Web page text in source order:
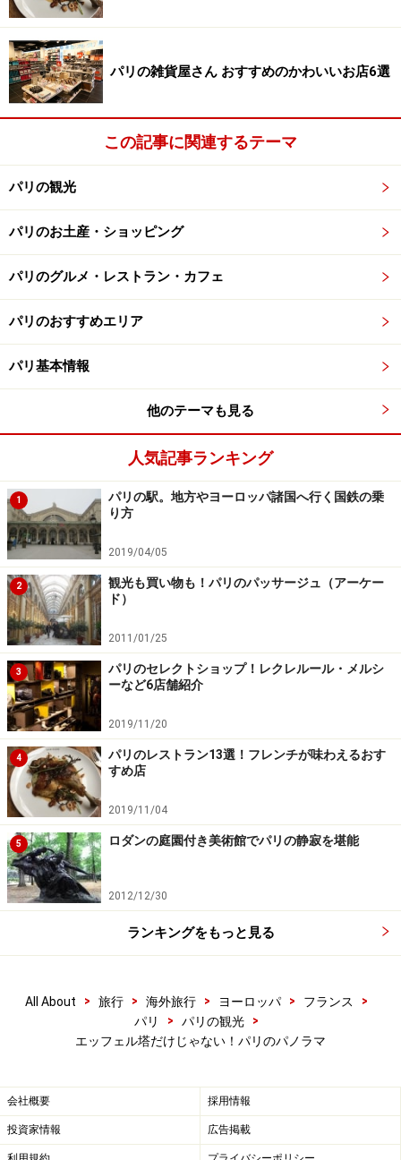
美しいビューが望める
パリの南側、TGVが発着するモンパルナス駅の正面に位
置するモンパルナス・タワーはパリ市内で最も高く唯一
の高層ビルです。パリではエッフェル塔の次に高く、し
かもエッフェル塔も見れてしまうという点においては、
パリのベスト・パノラマスポットといえるでしょう。
ちよく、56階にある展望レストランカフェでゆっくりと
パノラマを楽しむもよしです。
＜DATA＞
■モンパルナス・タワー
最上階 9.50 euros
凱旋門からシャンゼリゼを見下ろそう
シャンゼリゼ通りを見下ろすには絶好のポイント
シャンゼリゼ大通りの最西端に位置する凱旋門は、その
名の通り、ナポレオンの勝利を記念して作られたモニュ
メントです。歴史ある建物であるだけに、途中で立ち寄
れる資料展示室では凱旋門の建設の過程や、戦争で命を
落とした兵士に関する展示があり、フランス激動の時代
を感じる事ができます。地上からはアクセスできないの
で、シャンゼリゼ大通りから地下に入り、入口を目指し
ましょう。
＜DATA＞
■凱旋門
屋上 8.00 euros
次のページでは、観光ついでに立ち寄れる、寄り道ルー
※記事内容は執筆時点のものです。最新の内容をご確認くださ
ホームページ」を確認するなど、安全確保に十分注意を払ってく
ださい。
パリの雑貨屋さん おすすめのかわいいお店6選
この記事に関連するテーマ
パリの観光
パリのお土産・ショッピング
パリのグルメ・レストラン・カフェ
パリのおすすめエリア
パリ基本情報
他のテーマも見る
人気記事ランキング
1
パリの駅。地方やヨーロッパ諸国へ行く国鉄の乗
り方
2019/04/05
2
観光も買い物も！パリのパッサージュ（アーケー
ド）
2011/01/25
3
パリのセレクトショップ！レクレルール・メルシ
ーなど6店舗紹介
2019/11/20
4
パリのレストラン13選！フレンチが味わえるおす
すめ店
2019/11/04
5 ロダンの庭園付き美術館でパリの静寂を堪能
2012/12/30
ランキングをもっと見る
All About > 旅行 > 海外旅行 > ヨーロッパ > フランス
>
パリ
> パリの観光
>
エッフェル塔だけじゃない！パリのパノラマ
会社概要 採用情報
投資家情報 広告掲載